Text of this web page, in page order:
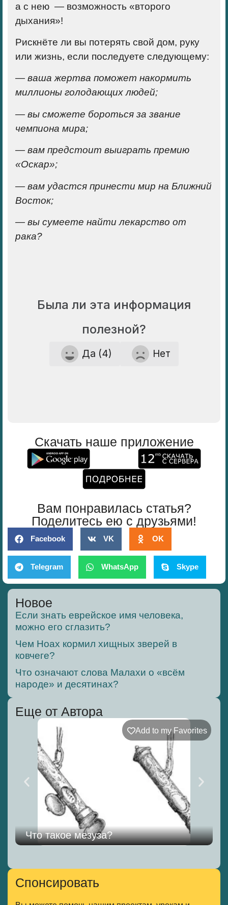
а с нею — возможность «второго
дыхания»!
Рискнёте ли вы потерять свой дом, руку
или жизнь, если последуете следующему:
— ваша жертва поможет накормить
миллионы голодающих людей;
— вы сможете бороться за звание
чемпиона мира;
— вам предстоит выиграть премию
«Оскар»;
— вам удастся принести мир на Ближний
Восток;
— вы сумеете найти лекарство от
рака?
Была ли эта информация
полезной?
Да (4) Нет
Скачать наше приложение
Вам понравилась статья?
Поделитесь ею с друзьями!
Facebook VK OK
Telegram WhatsApp Skype
Новое
Если знать еврейское имя человека,
можно его сглазить?
Чем Ноах кормил хищных зверей в
ковчеге?
Что означают слова Малахи о «всём
народе» и десятинах?
Еще от Автора
Add to my Favorites
Что такое мезуза?
Спонсировать